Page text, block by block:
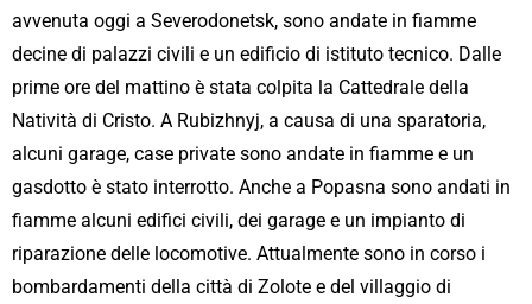
avvenuta oggi a Severodonetsk, sono andate in fiamme
decine di palazzi civili e un edificio di istituto tecnico. Dalle
prime ore del mattino è stata colpita la Cattedrale della
Natività di Cristo. A Rubizhnyj, a causa di una sparatoria,
alcuni garage, case private sono andate in fiamme e un
gasdotto è stato interrotto. Anche a Popasna sono andati in
fiamme alcuni edifici civili, dei garage e un impianto di
riparazione delle locomotive. Attualmente sono in corso i
bombardamenti della città di Zolote e del villaggio di